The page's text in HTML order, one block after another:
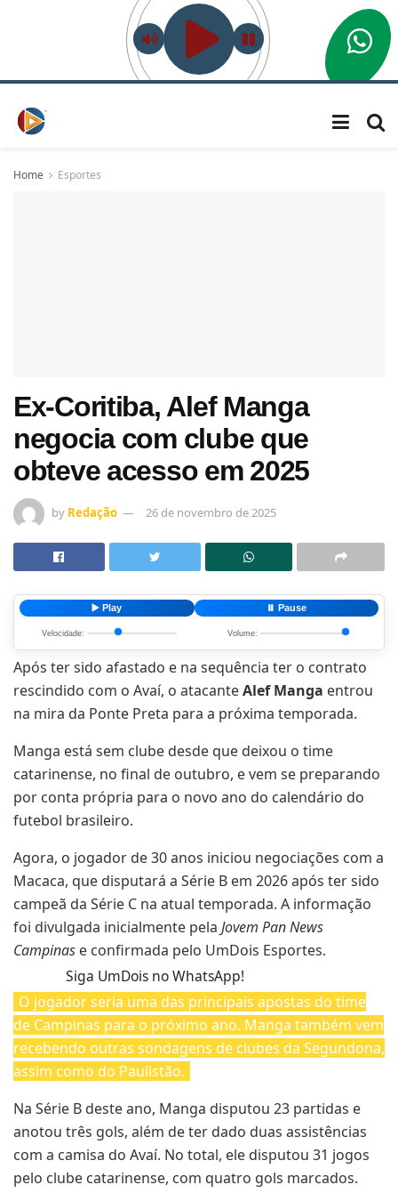
Home Esportes
Ex-Coritiba, Alef Manga
negocia com clube que
obteve acesso em 2025
by Redação 26 de novembro de 2025
▶️ Play ⏸️ Pause
Velocidade: Volume:
Após ter sido afastado e na sequência ter o contrato
rescindido com o Avaí, o atacanteAlef Manga entrou
na mira da Ponte Preta para a próxima temporada.
Manga está sem clube desde que deixou o time
catarinense, no final de outubro, e vem se preparando
por conta própria para o novo ano do calendário do
futebol brasileiro.
Agora, o jogador de 30 anos iniciou negociações com a
Macaca, que disputará a Série B em 2026 após ter sido
campeã da Série C na atual temporada. A informação
foi divulgada inicialmente pela Jovem Pan News
Campinas e confirmada pelo UmDois Esportes.
Siga UmDois no WhatsApp!
O jogador seria uma das principais apostas do time
de Campinas para o próximo ano. Manga também vem
recebendo outras sondagens de clubes da Segundona,
assim como do Paulistão.
Na Série B deste ano, Manga disputou 23 partidas e
anotou três gols, além de ter dado duas assistências
com a camisa do Avaí. No total, ele disputou 31 jogos
pelo clube catarinense, com quatro gols marcados.